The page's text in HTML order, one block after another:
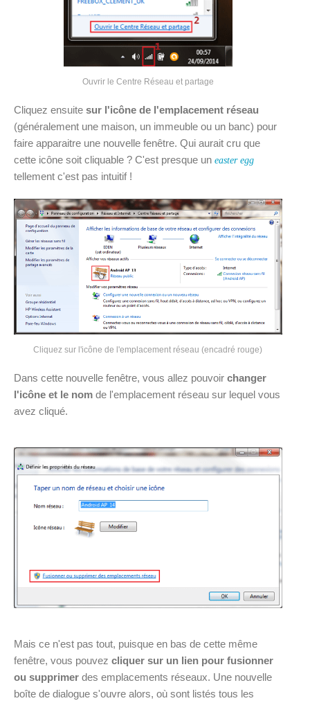
Ouvrir le Centre Réseau et partage
Cliquez ensuite sur l'icône de l'emplacement réseau
(généralement une maison, un immeuble ou un banc) pour
faire apparaitre une nouvelle fenêtre. Qui aurait cru que
cette icône soit cliquable ? C'est presque un easter egg
tellement c'est pas intuitif !
Cliquez sur l'icône de l'emplacement réseau (encadré rouge)
Dans cette nouvelle fenêtre, vous allez pouvoir changer
l'icône et le nom de l'emplacement réseau sur lequel vous
avez cliqué.
Mais ce n'est pas tout, puisque en bas de cette même
fenêtre, vous pouvez cliquer sur un lien pour fusionner
ou supprimer des emplacements réseaux. Une nouvelle
boîte de dialogue s'ouvre alors, où sont listés tous les